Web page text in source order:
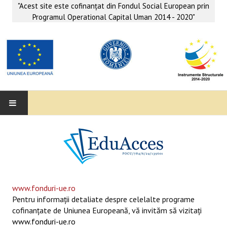
"Acest site este cofinanţat din Fondul Social European prin
Programul Operational Capital Uman 2014 - 2020"
SUPORT EDUCAȚIONAL MATEMATICĂ- INFORMATICĂ
SERVICII PSIHO-SOCIALE
www.fonduri-ue.ro
Pentru informaţii detaliate despre celelalte programe
cofinanţate de Uniunea Europeană, vă invităm să vizitaţi
www.fonduri-ue.ro